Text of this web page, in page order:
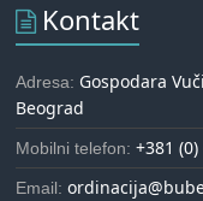
Kontakt
Adresa: Gospodara
Beograd
Mobilni telefon:+381
Email: